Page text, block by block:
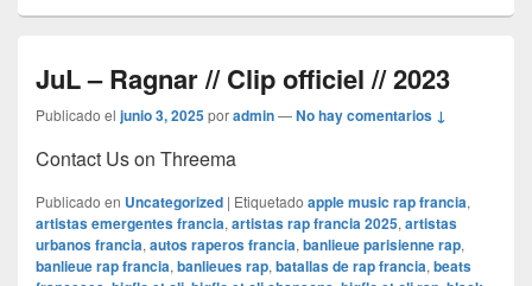
JuL – Ragnar // Clip officiel // 2023
Publicado el junio 3, 2025poradmin—No hay comentarios ↓
Contact Us on Threema
Publicado en Uncategorized | Etiquetado apple music rap francia,
artistas emergentes francia, artistas rap francia 2025, artistas
urbanos francia, autos raperos francia, banlieue parisienne rap,
banlieue rap francia, banlieues rap, batallas de rap francia, beats